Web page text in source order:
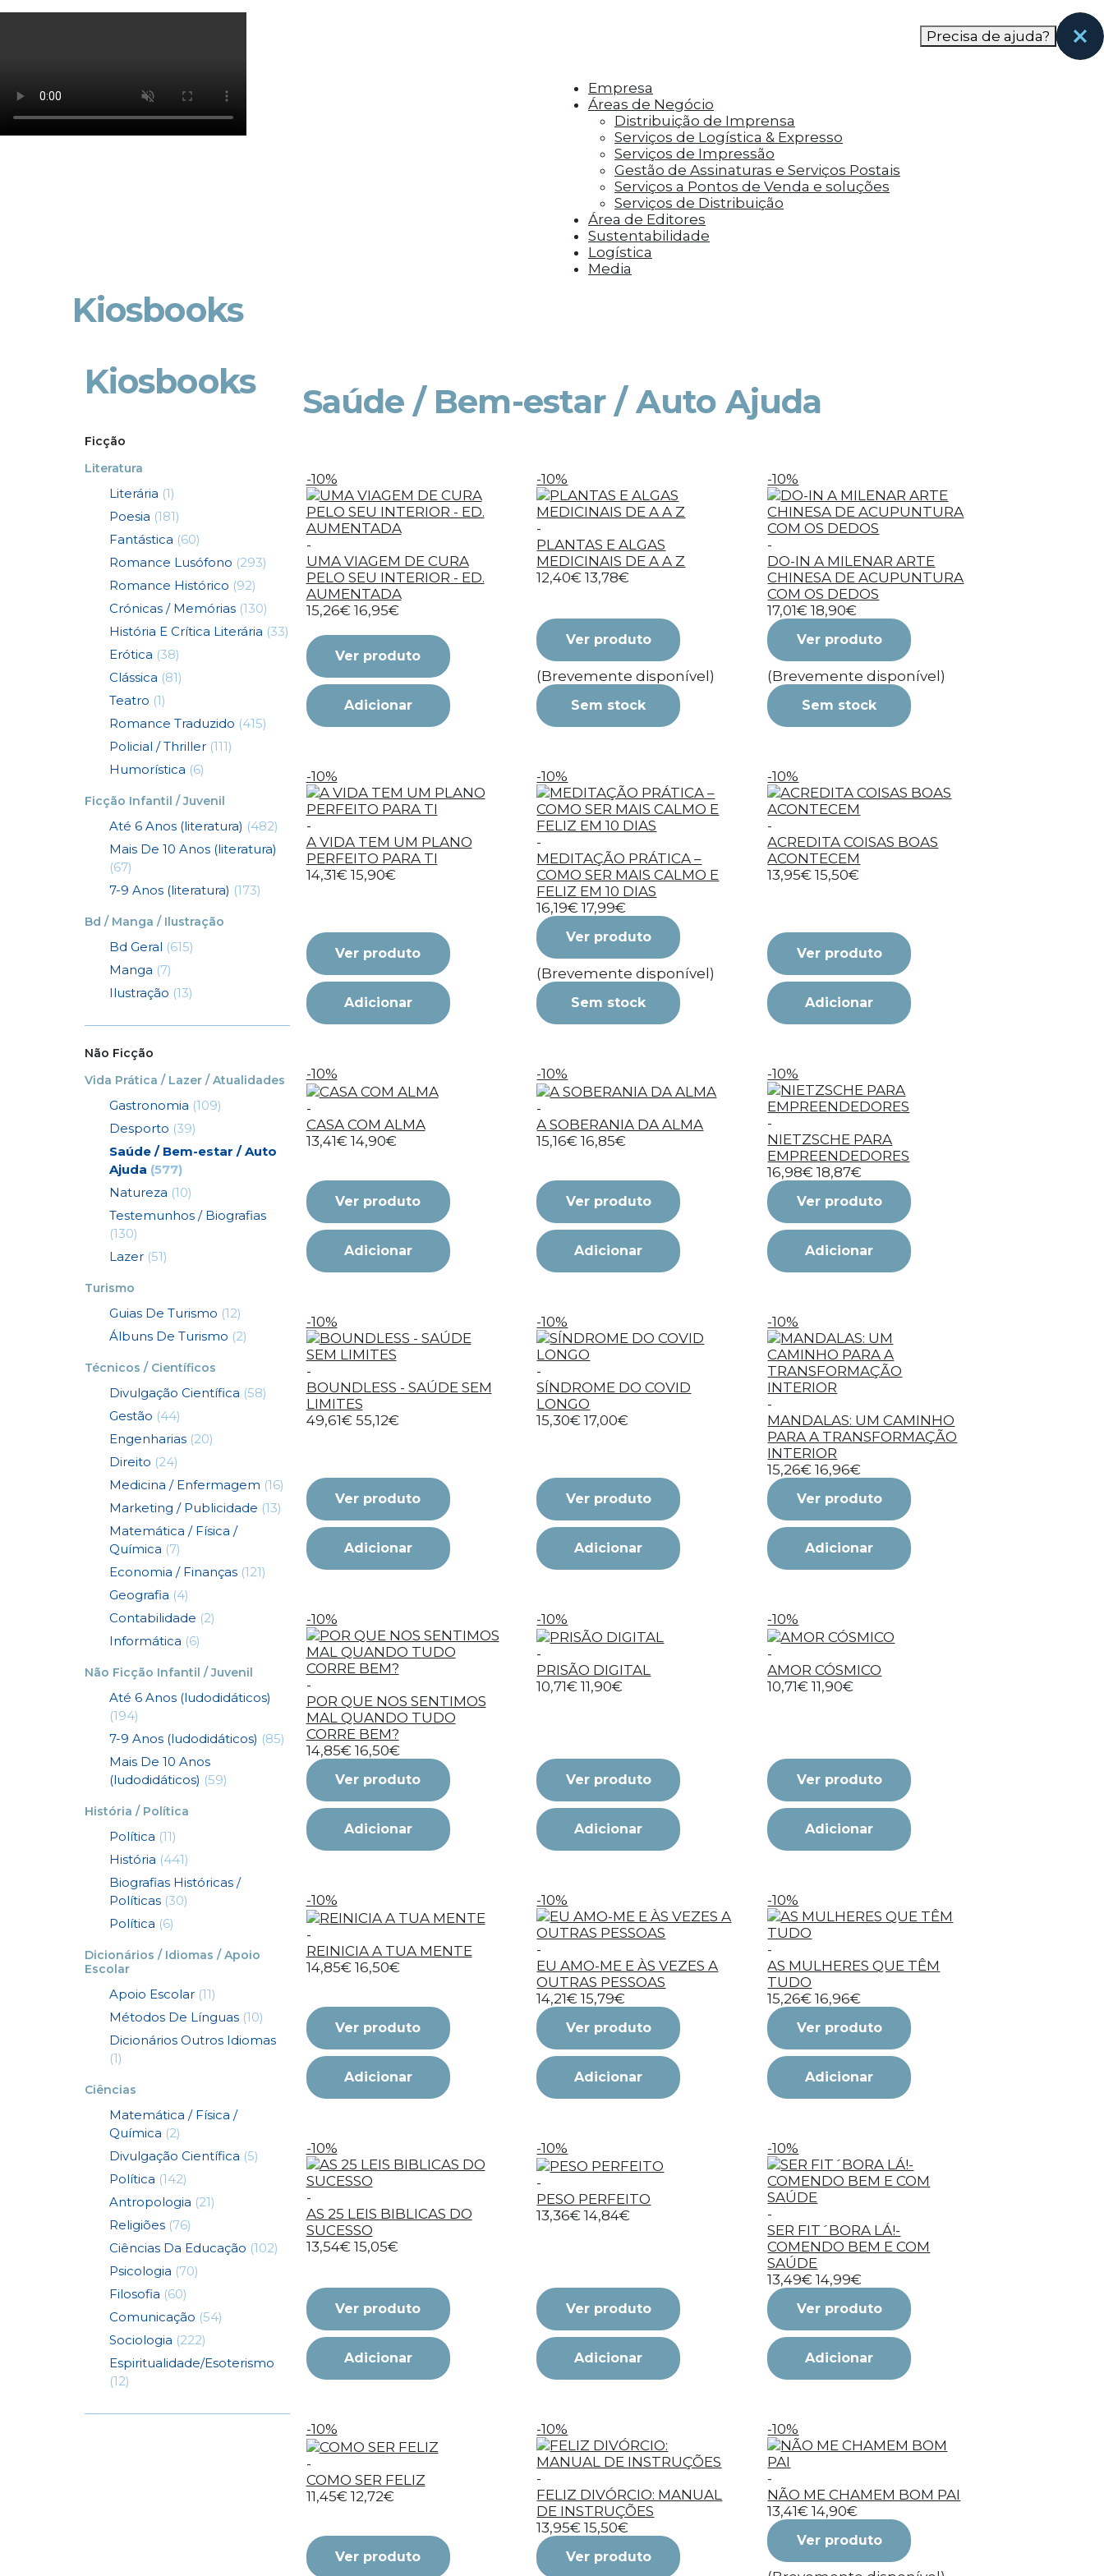
Os cookies de marketing são usados para entregar aos visitantes anúncios personalizados com base nas páginas que eles visitaram antes e analisar a
Precisa de ajuda?
Empresa
Áreas de Negócio
Distribuição de Imprensa
Serviços de Logística & Expresso
Serviços de Impressão
Gestão de Assinaturas e Serviços Postais
Serviços a Pontos de Venda e soluções
Serviços de Distribuição
Área de Editores
Sustentabilidade
Logística
Media
Kiosbooks
Kiosbooks
Ficção
Literatura
Literária (1)
Poesia (181)
Fantástica (60)
Romance Lusófono (293)
Romance Histórico (92)
Crónicas / Memórias (130)
História E Crítica Literária (33)
Erótica (38)
Clássica (81)
Teatro (1)
Romance Traduzido (415)
Policial / Thriller (111)
Humorística (6)
Ficção Infantil / Juvenil
Até 6 Anos (literatura) (482)
Mais De 10 Anos (literatura)
(67)
7-9 Anos (literatura) (173)
Bd / Manga / Ilustração
Bd Geral (615)
Manga (7)
Ilustração (13)
Não Ficção
Vida Prática / Lazer / Atualidades
Gastronomia (109)
Desporto (39)
Saúde / Bem-estar / Auto
Ajuda (577)
Natureza (10)
Testemunhos / Biografias
(130)
Lazer (51)
Turismo
Guias De Turismo (12)
Álbuns De Turismo (2)
Técnicos / Científicos
Divulgação Científica (58)
Gestão (44)
Engenharias (20)
Direito (24)
Medicina / Enfermagem (16)
Marketing / Publicidade (13)
Matemática / Física /
Química (7)
Economia / Finanças (121)
Geografia (4)
Contabilidade (2)
Informática (6)
Não Ficção Infantil / Juvenil
Até 6 Anos (ludodidáticos)
(194)
7-9 Anos (ludodidáticos) (85)
Mais De 10 Anos
(ludodidáticos) (59)
História / Política
Política (11)
História (441)
Biografias Históricas /
Políticas (30)
Política (6)
Dicionários / Idiomas / Apoio
Escolar
Apoio Escolar (11)
Métodos De Línguas (10)
Dicionários Outros Idiomas
(1)
Ciências
Matemática / Física /
Química (2)
Divulgação Científica (5)
Política (142)
Antropologia (21)
Religiões (76)
Ciências Da Educação (102)
Psicologia (70)
Filosofia (60)
Comunicação (54)
Sociologia (222)
Espiritualidade/Esoterismo
(12)
Saúde / Bem-estar / Auto Ajuda
-10%
-
UMA VIAGEM DE CURA
PELO SEU INTERIOR - ED.
AUMENTADA
15,26€ 16,95€
Ver produto
Adicionar
-10%
-
PLANTAS E ALGAS
MEDICINAIS DE A A Z
12,40€ 13,78€
Ver produto
(Brevemente disponível)
Sem stock
-10%
-
DO-IN A MILENAR ARTE
CHINESA DE ACUPUNTURA
COM OS DEDOS
17,01€ 18,90€
Ver produto
(Brevemente disponível)
Sem stock
-10%
-
A VIDA TEM UM PLANO
PERFEITO PARA TI
14,31€ 15,90€
Ver produto
Adicionar
-10%
-
MEDITAÇÃO PRÁTICA –
COMO SER MAIS CALMO E
FELIZ EM 10 DIAS
16,19€ 17,99€
Ver produto
(Brevemente disponível)
Sem stock
-10%
-
ACREDITA COISAS BOAS
ACONTECEM
13,95€ 15,50€
Ver produto
Adicionar
-10%
-
CASA COM ALMA
13,41€ 14,90€
Ver produto
Adicionar
-10%
-
A SOBERANIA DA ALMA
15,16€ 16,85€
Ver produto
Adicionar
-10%
-
NIETZSCHE PARA
EMPREENDEDORES
16,98€ 18,87€
Ver produto
Adicionar
-10%
-
BOUNDLESS - SAÚDE SEM
LIMITES
49,61€ 55,12€
Ver produto
Adicionar
-10%
-
SÍNDROME DO COVID
LONGO
15,30€ 17,00€
Ver produto
Adicionar
-10%
-
MANDALAS: UM CAMINHO
PARA A TRANSFORMAÇÃO
INTERIOR
15,26€ 16,96€
Ver produto
Adicionar
-10%
-
POR QUE NOS SENTIMOS
MAL QUANDO TUDO
CORRE BEM?
14,85€ 16,50€
Ver produto
Adicionar
-10%
-
PRISÃO DIGITAL
10,71€ 11,90€
Ver produto
Adicionar
-10%
-
AMOR CÓSMICO
10,71€ 11,90€
Ver produto
Adicionar
-10%
-
REINICIA A TUA MENTE
14,85€ 16,50€
Ver produto
Adicionar
-10%
-
EU AMO-ME E ÀS VEZES A
OUTRAS PESSOAS
14,21€ 15,79€
Ver produto
Adicionar
-10%
-
AS MULHERES QUE TÊM
TUDO
15,26€ 16,96€
Ver produto
Adicionar
-10%
-
AS 25 LEIS BIBLICAS DO
SUCESSO
13,54€ 15,05€
Ver produto
Adicionar
-10%
-
PESO PERFEITO
13,36€ 14,84€
Ver produto
Adicionar
-10%
-
SER FIT´BORA LÁ!-
COMENDO BEM E COM
SAÚDE
13,49€ 14,99€
Ver produto
Adicionar
-10%
-
COMO SER FELIZ
11,45€ 12,72€
Ver produto
-10%
-
FELIZ DIVÓRCIO: MANUAL
DE INSTRUÇÕES
13,95€ 15,50€
Ver produto
-10%
-
NÃO ME CHAMEM BOM PAI
13,41€ 14,90€
Ver produto